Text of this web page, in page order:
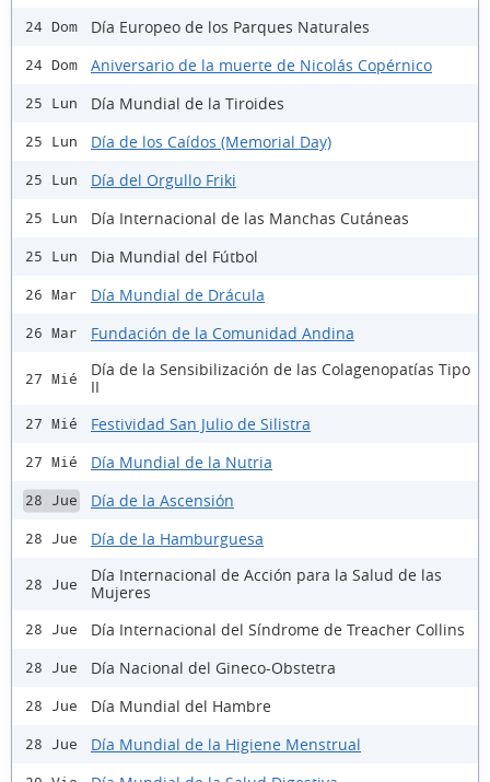
24 Dom Día Europeo de los Parques Naturales
24 Dom Aniversario de la muerte de Nicolás Copérnico
25 Lun Día Mundial de la Tiroides
25 Lun Día de los Caídos (Memorial Day)
25 Lun Día del Orgullo Friki
25 Lun Día Internacional de las Manchas Cutáneas
25 Lun Dia Mundial del Fútbol
26 Mar Día Mundial de Drácula
26 Mar Fundación de la Comunidad Andina
27 Mié
Día de la Sensibilización de las Colagenopatías Tipo
II
27 Mié Festividad San Julio de Silistra
27 Mié Día Mundial de la Nutria
28 Jue Día de la Ascensión
28 Jue Día de la Hamburguesa
28 Jue
Día Internacional de Acción para la Salud de las
Mujeres
28 Jue Día Internacional del Síndrome de Treacher Collins
28 Jue Día Nacional del Gineco-Obstetra
28 Jue Día Mundial del Hambre
28 Jue Día Mundial de la Higiene Menstrual